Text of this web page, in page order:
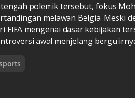
polemik tersebut, fokus
melawan Belgia. Meski
FIFA mengenai dasar kebijakan
awal menjelang
sports